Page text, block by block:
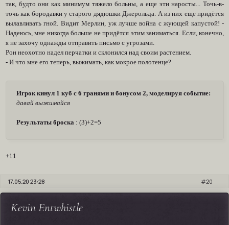
так, будто они как минимум тяжело больны, а еще эти наросты... Точь-в-
точь как бородавки у старого дядюшки Джерольда. А из них еще придётся
вылавливать гной. Видит Мерлин, уж лучше война с жующей капустой! -
Надеюсь, мне никогда больше не придётся этим заниматься. Если, конечно,
я не захочу однажды отправить письмо с угрозами.
Рон неохотно надел перчатки и склонился над своим растением.
- И что мне его теперь, выжимать, как мокрое полотенце?
Игрок кинул 1 куб с 6 гранями и бонусом 2, моделируя событие:
давай выжимайся
Результаты броска : (3)+2=5
+11
20
17.05.20 23:28
Kevin Entwhistle